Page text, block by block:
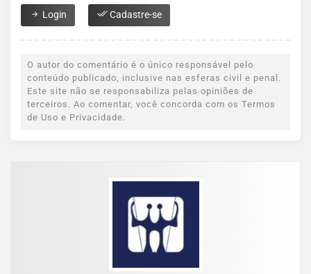
Login Cadastre-se
O autor do comentário é o único responsável pelo
conteúdo publicado, inclusive nas esferas civil e penal.
Este site não se responsabiliza pelas opiniões de
terceiros. Ao comentar, você concorda com os Termos
de Uso e Privacidade.